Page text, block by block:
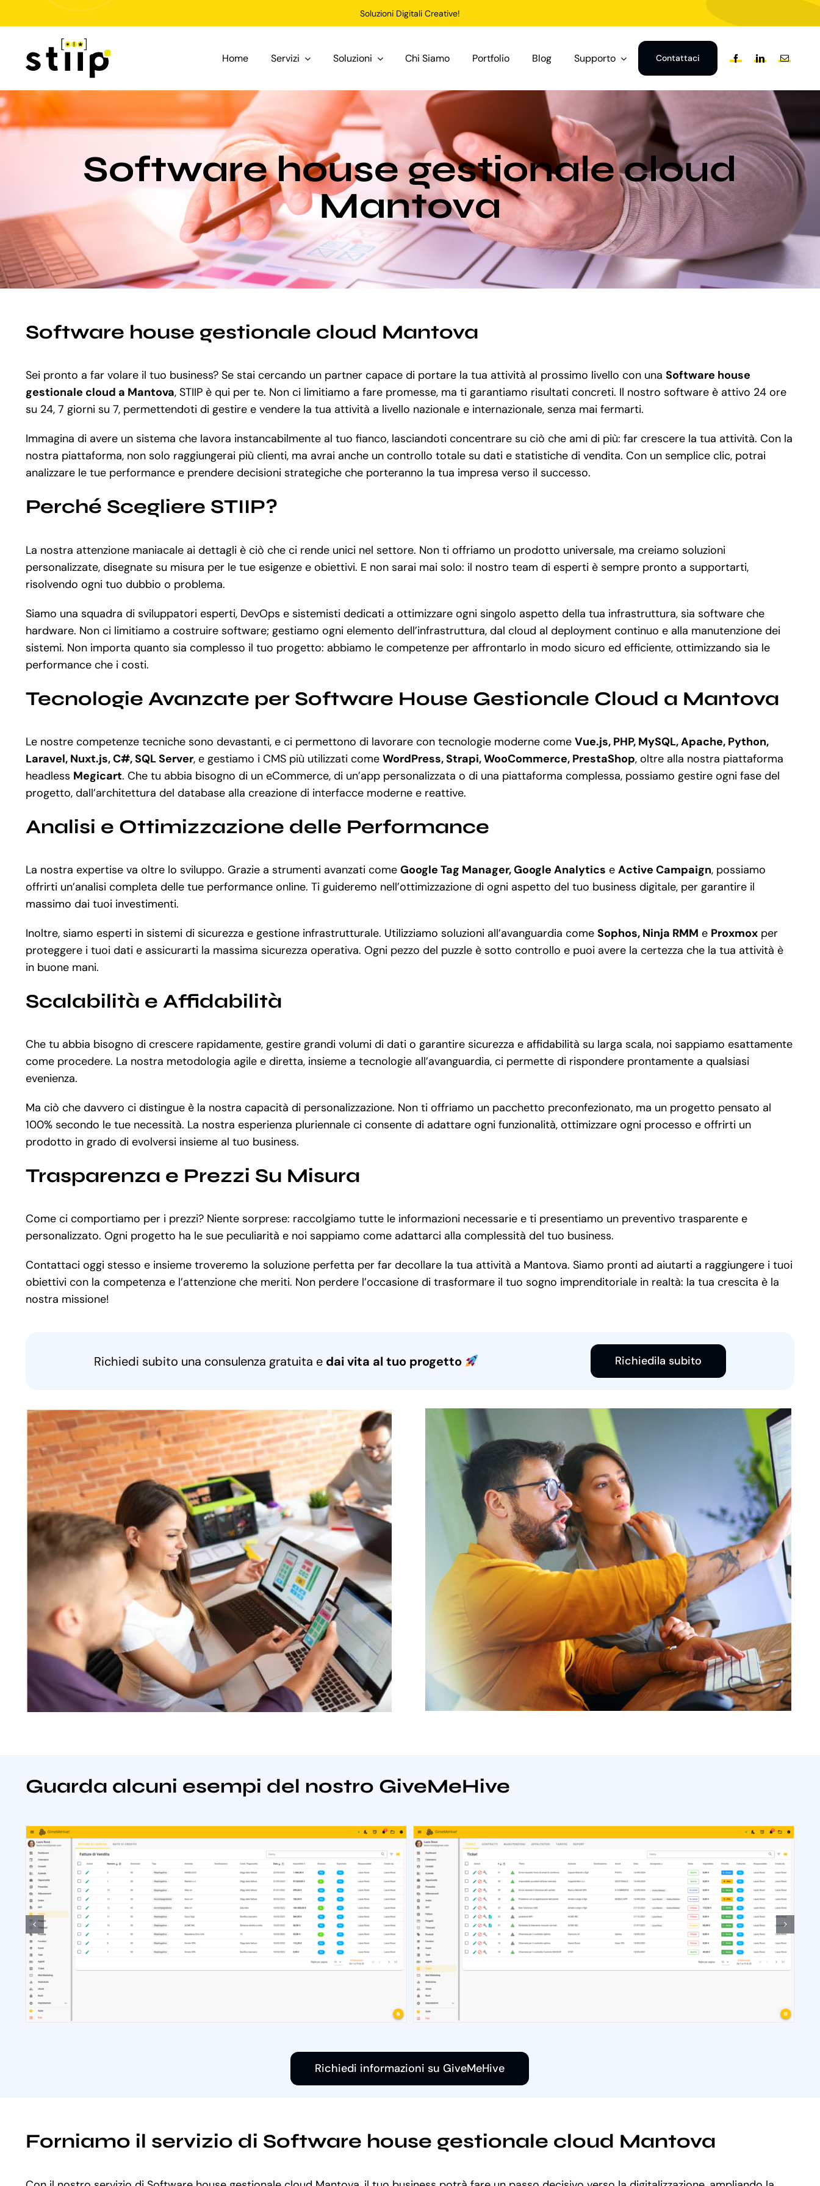
al
Soluzioni Digitali Creative!
Home Servizi Soluzioni Chi Siamo Portfolio Blog Supporto Contattaci
Software house gestionale cloud
Mantova
Software house gestionale cloud Mantova
Sei pronto a far volare il tuo business? Se stai cercando un partner capace di portare la tua attività al prossimo livello con una Software house
gestionale cloud a Mantova, STIIP è qui per te. Non ci limitiamo a fare promesse, ma ti garantiamo risultati concreti. Il nostro software è attivo 24 ore
su 24, 7 giorni su 7, permettendoti di gestire e vendere la tua attività a livello nazionale e internazionale, senza mai fermarti.
Immagina di avere un sistema che lavora instancabilmente al tuo fianco, lasciandoti concentrare su ciò che ami di più: far crescere la tua attività. Con la
nostra piattaforma, non solo raggiungerai più clienti, ma avrai anche un controllo totale su dati e statistiche di vendita. Con un semplice clic, potrai
analizzare le tue performance e prendere decisioni strategiche che porteranno la tua impresa verso il successo.
Perché Scegliere STIIP?
La nostra attenzione maniacale ai dettagli è ciò che ci rende unici nel settore. Non ti offriamo un prodotto universale, ma creiamo soluzioni
personalizzate, disegnate su misura per le tue esigenze e obiettivi. E non sarai mai solo: il nostro team di esperti è sempre pronto a supportarti,
risolvendo ogni tuo dubbio o problema.
Siamo una squadra di sviluppatori esperti, DevOps e sistemisti dedicati a ottimizzare ogni singolo aspetto della tua infrastruttura, sia software che
hardware. Non ci limitiamo a costruire software; gestiamo ogni elemento dell’infrastruttura, dal cloud al deployment continuo e alla manutenzione dei
sistemi. Non importa quanto sia complesso il tuo progetto: abbiamo le competenze per affrontarlo in modo sicuro ed efficiente, ottimizzando sia le
performance che i costi.
Tecnologie Avanzate per Software House Gestionale Cloud a Mantova
Le nostre competenze tecniche sono devastanti, e ci permettono di lavorare con tecnologie moderne come Vue.js, PHP, MySQL, Apache, Python,
Laravel, Nuxt.js, C#, SQL Server, e gestiamo i CMS più utilizzati come WordPress, Strapi, WooCommerce, PrestaShop, oltre alla nostra piattaforma
headless Megicart. Che tu abbia bisogno di un eCommerce, di un’app personalizzata o di una piattaforma complessa, possiamo gestire ogni fase del
progetto, dall’architettura del database alla creazione di interfacce moderne e reattive.
Analisi e Ottimizzazione delle Performance
La nostra expertise va oltre lo sviluppo. Grazie a strumenti avanzati come Google Tag Manager, Google Analytics e Active Campaign, possiamo
offrirti un’analisi completa delle tue performance online. Ti guideremo nell’ottimizzazione di ogni aspetto del tuo business digitale, per garantire il
massimo dai tuoi investimenti.
Inoltre, siamo esperti in sistemi di sicurezza e gestione infrastrutturale. Utilizziamo soluzioni all’avanguardia come Sophos, Ninja RMM e Proxmoxper
proteggere i tuoi dati e assicurarti la massima sicurezza operativa. Ogni pezzo del puzzle è sotto controllo e puoi avere la certezza che la tua attività è
in buone mani.
Scalabilità e Affidabilità
Che tu abbia bisogno di crescere rapidamente, gestire grandi volumi di dati o garantire sicurezza e affidabilità su larga scala, noi sappiamo esattamente
come procedere. La nostra metodologia agile e diretta, insieme a tecnologie all’avanguardia, ci permette di rispondere prontamente a qualsiasi
evenienza.
Ma ciò che davvero ci distingue è la nostra capacità di personalizzazione. Non ti offriamo un pacchetto preconfezionato, ma un progetto pensato al
100% secondo le tue necessità. La nostra esperienza pluriennale ci consente di adattare ogni funzionalità, ottimizzare ogni processo e offrirti un
prodotto in grado di evolversi insieme al tuo business.
Trasparenza e Prezzi Su Misura
Come ci comportiamo per i prezzi? Niente sorprese: raccolgiamo tutte le informazioni necessarie e ti presentiamo un preventivo trasparente e
personalizzato. Ogni progetto ha le sue peculiarità e noi sappiamo come adattarci alla complessità del tuo business.
Contattaci oggi stesso e insieme troveremo la soluzione perfetta per far decollare la tua attività a Mantova. Siamo pronti ad aiutarti a raggiungere i tuoi
obiettivi con la competenza e l’attenzione che meriti. Non perdere l’occasione di trasformare il tuo sogno imprenditoriale in realtà: la tua crescita è la
nostra missione!
Richiedi subito una consulenza gratuita e dai vita al tuo progetto Richiedila subito
Guarda alcuni esempi del nostro GiveMeHive
Richiedi informazioni su GiveMeHive
Forniamo il servizio di Software house gestionale cloud Mantova